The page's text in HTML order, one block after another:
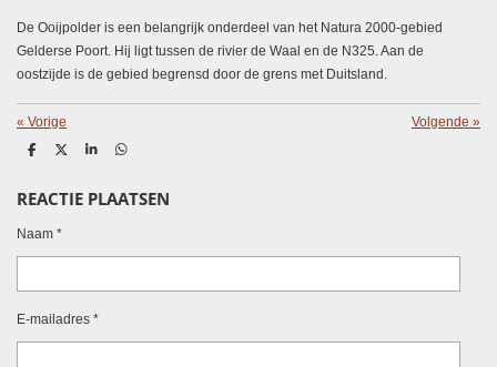
De Ooijpolder is een belangrijk onderdeel van het Natura 2000-gebied
Gelderse Poort. Hij ligt tussen de rivier de Waal en de N325. Aan de
oostzijde is de gebied begrensd door de grens met Duitsland.
« Vorige Volgende »
D
e
n
D
l
S
r
e
D
e
n
REACTIE PLAATSEN
Naam *
E-mailadres *